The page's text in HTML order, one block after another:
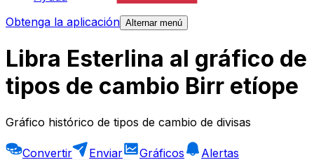
Obtenga la aplicación Alternar menú
Libra Esterlina al gráfico de
tipos de cambio Birr etíope
Gráfico histórico de tipos de cambio de divisas
Convertir Enviar Gráficos
Alertas